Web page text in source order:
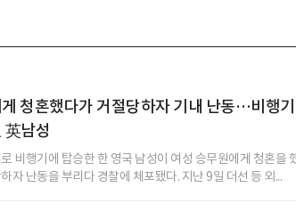
청혼했다가 거절당하자 기내 난동…비행기
英남성
비행기에 탑승한 한 영국 남성이 여성 승무원에게 청혼을
자 난동을 부리다 경찰에 체포됐다. 지난 9일 더선 등 외...